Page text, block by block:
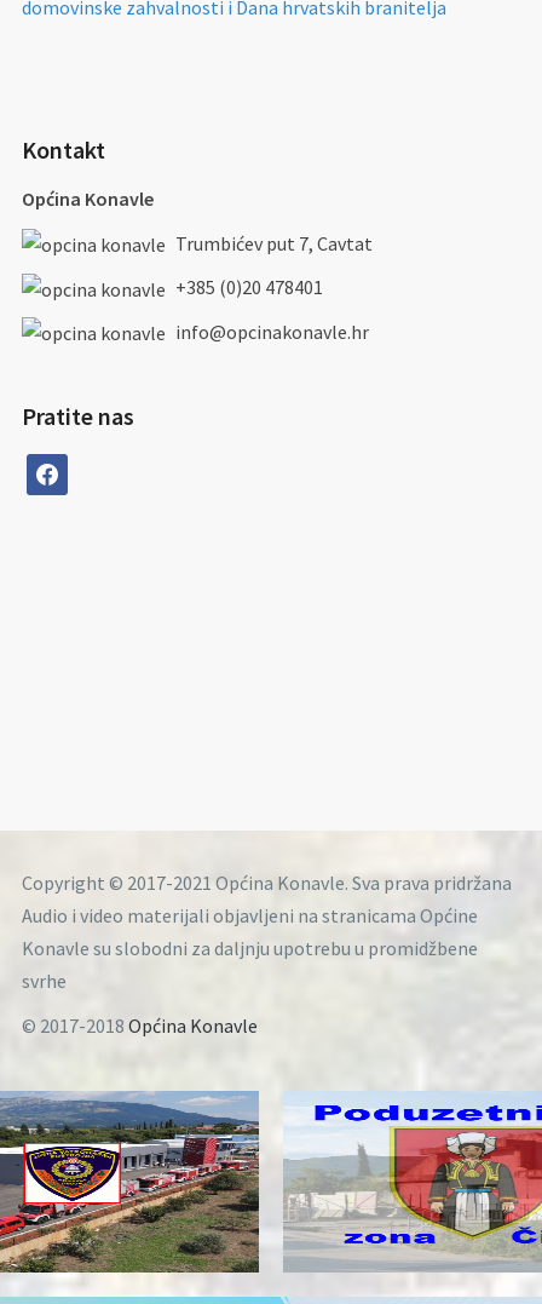
domovinske zahvalnosti i Dana hrvatskih branitelja
Kontakt
Općina Konavle
Trumbićev put 7, Cavtat
+385 (0)20 478401
info@opcinakonavle.hr
Pratite nas
facebook
Copyright © 2017-2021 Općina Konavle. Sva prava pridržana
Audio i video materijali objavljeni na stranicama Općine
Konavle su slobodni za daljnju upotrebu u promidžbene
svrhe
© 2017-2018 Općina Konavle